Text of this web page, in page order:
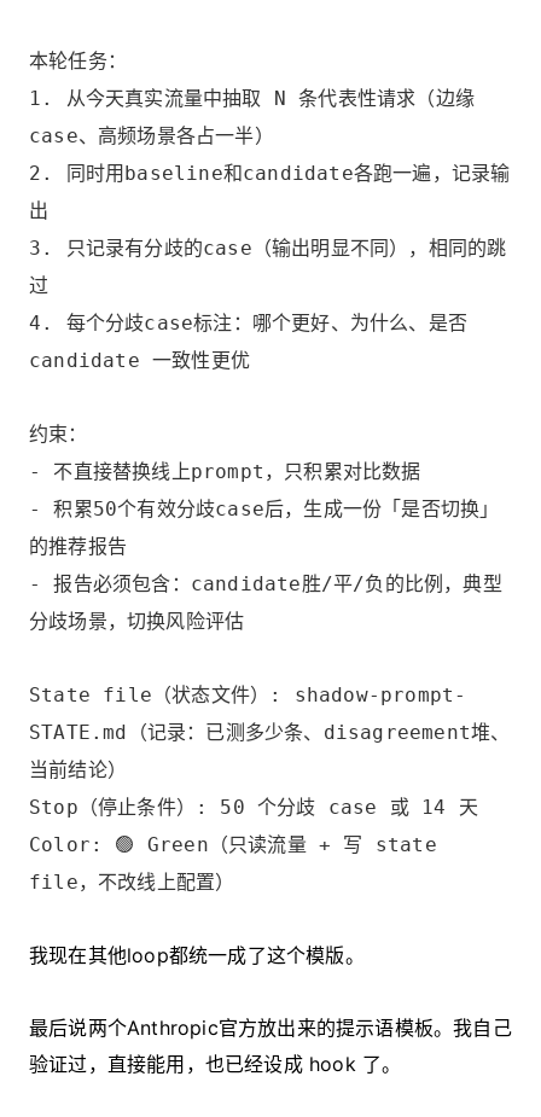
本轮任务：
1. 从今天真实流量中抽取 N 条代表性请求（边缘
case、高频场景各占一半）
2. 同时用baseline和candidate各跑一遍，记录输
出
3. 只记录有分歧的case（输出明显不同），相同的跳
过
4. 每个分歧case标注：哪个更好、为什么、是否
candidate 一致性更优
约束：
- 不直接替换线上prompt，只积累对比数据
- 积累50个有效分歧case后，生成一份「是否切换」
的推荐报告
- 报告必须包含：candidate胜/平/负的比例，典型
分歧场景，切换风险评估
State file（状态文件）: shadow-prompt-
STATE.md（记录：已测多少条、disagreement堆、
当前结论）
Stop（停止条件）: 50 个分歧 case 或 14 天
Color: 🟢 Green（只读流量 + 写 state
file，不改线上配置）
我现在其他loop都统一成了这个模版。
最后说两个Anthropic官方放出来的提示语模板。我自己
验证过，直接能用，也已经设成 hook 了。